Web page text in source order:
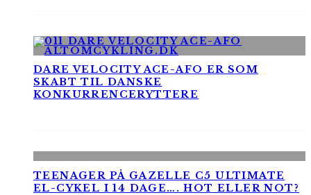
DARE VELOCITY ACE-AFO ER SOM
SKABT TIL DANSKE
KONKURRENCERYTTERE
TEENAGER PÅ GAZELLE C5 ULTIMATE
EL-CYKEL I 14 DAGE…. HOT ELLER NOT?